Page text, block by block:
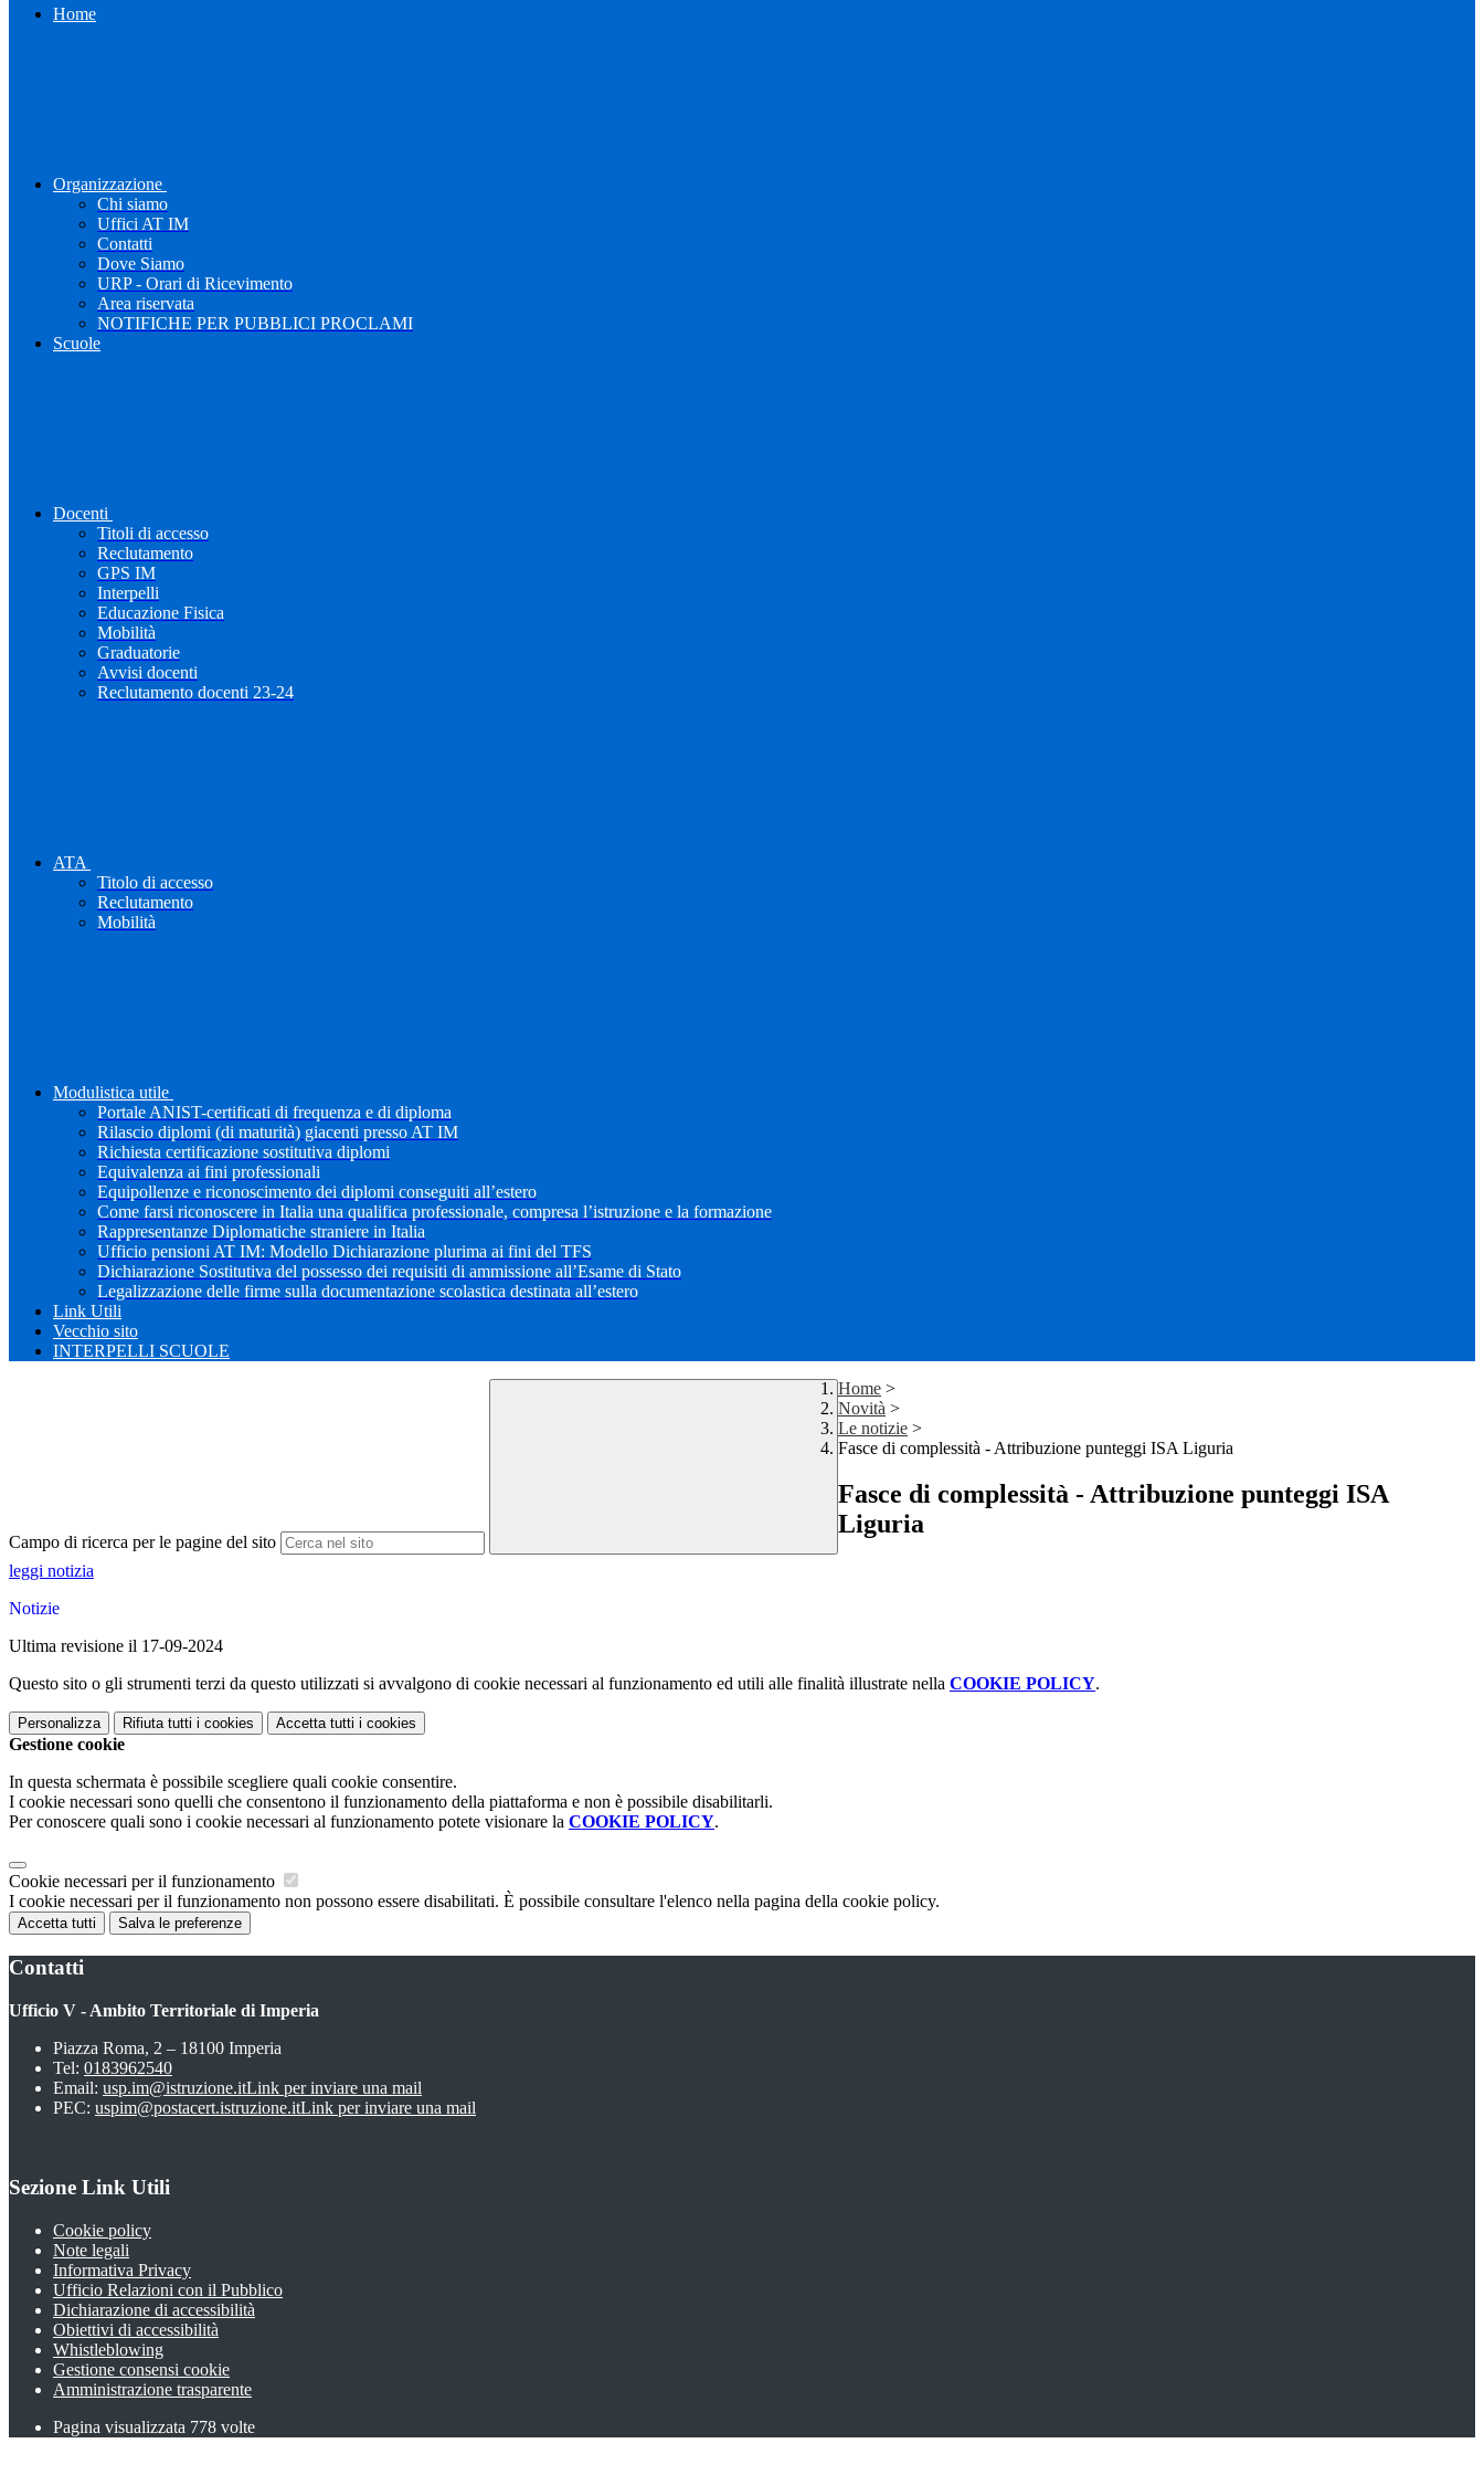
Home
Organizzazione
Chi siamo
Uffici AT IM
Contatti
Dove Siamo
URP - Orari di Ricevimento
Area riservata
NOTIFICHE PER PUBBLICI PROCLAMI
Scuole
Docenti
Titoli di accesso
Reclutamento
GPS IM
Interpelli
Educazione Fisica
Mobilità
Graduatorie
Avvisi docenti
Reclutamento docenti 23-24
ATA
Titolo di accesso
Reclutamento
Mobilità
Modulistica utile
Portale ANIST-certificati di frequenza e di diploma
Rilascio diplomi (di maturità) giacenti presso AT IM
Richiesta certificazione sostitutiva diplomi
Equivalenza ai fini professionali
Equipollenze e riconoscimento dei diplomi conseguiti all’estero
Come farsi riconoscere in Italia una qualifica professionale, compresa l’istruzione e la formazione
Rappresentanze Diplomatiche straniere in Italia
Ufficio pensioni AT IM: Modello Dichiarazione plurima ai fini del TFS
Dichiarazione Sostitutiva del possesso dei requisiti di ammissione all’Esame di Stato
Legalizzazione delle firme sulla documentazione scolastica destinata all’estero
Link Utili
Vecchio sito
INTERPELLI SCUOLE
Campo di ricerca per le pagine del sito
Home >
Novità >
Le notizie >
Fasce di complessità - Attribuzione punteggi ISA Liguria
Fasce di complessità - Attribuzione punteggi ISA
Liguria
leggi notizia
Notizie
Ultima revisione il 17-09-2024
Questo sito o gli strumenti terzi da questo utilizzati si avvalgono di cookie necessari al funzionamento ed utili alle finalità illustrate nella COOKIE POLICY.
Personalizza Rifiuta tutti i cookies Accetta tutti i cookies
Gestione cookie
In questa schermata è possibile scegliere quali cookie consentire.
I cookie necessari sono quelli che consentono il funzionamento della piattaforma e non è possibile disabilitarli.
Per conoscere quali sono i cookie necessari al funzionamento potete visionare la COOKIE POLICY.
Cookie necessari per il funzionamento
I cookie necessari per il funzionamento non possono essere disabilitati. È possibile consultare l'elenco nella pagina della cookie policy.
Accetta tutti Salva le preferenze
Contatti
Ufficio V - Ambito Territoriale di Imperia
Piazza Roma, 2 – 18100 Imperia
Tel: 0183962540
Email: usp.im@istruzione.itLink per inviare una mail
PEC: uspim@postacert.istruzione.itLink per inviare una mail
Sezione Link Utili
Cookie policy
Note legali
Informativa Privacy
Ufficio Relazioni con il Pubblico
Dichiarazione di accessibilità
Obiettivi di accessibilità
Whistleblowing
Gestione consensi cookie
Amministrazione trasparente
Pagina visualizzata 778 volte